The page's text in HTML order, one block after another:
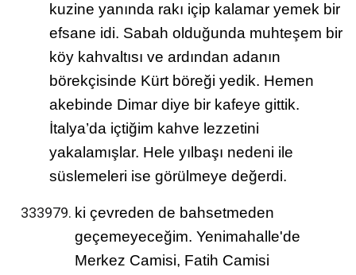
kuzine yanında rakı içip kalamar yemek bir
efsane idi. Sabah olduğunda muhteşem bir
köy kahvaltısı ve ardından adanın
börekçisinde Kürt böreği yedik. Hemen
akebinde Dimar diye bir kafeye gittik.
İtalya’da içtiğim kahve lezzetini
yakalamışlar. Hele yılbaşı nedeni ile
süslemeleri ise görülmeye değerdi.
ki çevreden de bahsetmeden
geçemeyeceğim. Yenimahalle'de
Merkez Camisi, Fatih Camisi